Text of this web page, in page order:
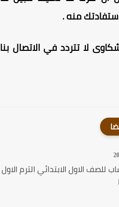
منه .
لا تتردد في الاتصال بنا
الاول الابتدائي الترم الاول